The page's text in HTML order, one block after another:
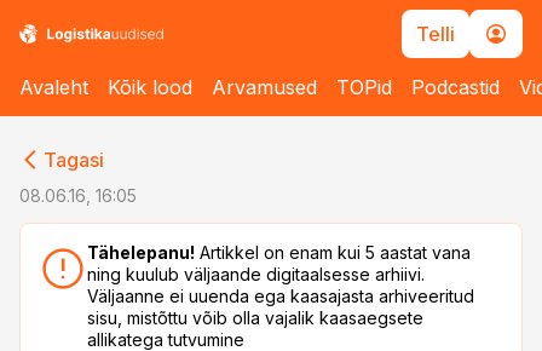
Telli
Avaleht Kõik lood Arvamused TOPid Podcastid
Tagasi
08.06.16, 16:05
Tähelepanu! Artikkel on enam kui 5 aastat vana
ning kuulub väljaande digitaalsesse arhiivi.
Väljaanne ei uuenda ega kaasajasta arhiveeritud
sisu, mistõttu võib olla vajalik kaasaegsete
allikatega tutvumine